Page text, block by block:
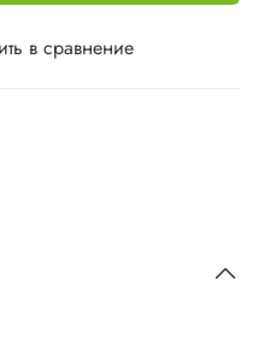
в сравнение